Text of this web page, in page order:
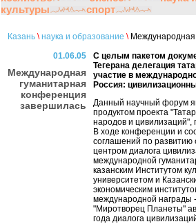
культуры
спорт
Казань \ наука и образование \Международная
01.06.05
Международная
гуманитарная
конференция
завершилась
С целым пакетом
Тегерана делегация
участие в
Россия:
Данный научный форум
продуктом проекта
народов и
В ходе конференции и
соглашений по
центром диалога
международной
казанским Институтом
университетом и
экономическим
международной награды
"Миротворец Планеты"
года диалога